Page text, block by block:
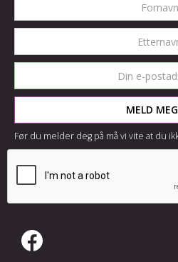
Før du melder deg på må vi vite at du